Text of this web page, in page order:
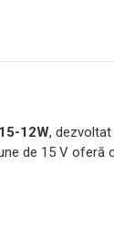
12W, dezvoltat
de 15 V oferă